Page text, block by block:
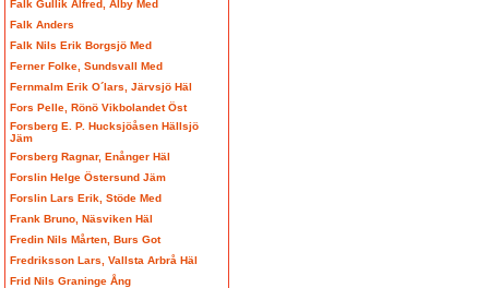
Falk Gullik Alfred, Alby Med
Falk Anders
Falk Nils Erik Borgsjö Med
Ferner Folke, Sundsvall Med
Fernmalm Erik O´lars, Järvsjö Häl
Fors Pelle, Rönö Vikbolandet Öst
Forsberg E. P. Hucksjöåsen Hällsjö
Jäm
Forsberg Ragnar, Enånger Häl
Forslin Helge Östersund Jäm
Forslin Lars Erik, Stöde Med
Frank Bruno, Näsviken Häl
Fredin Nils Mårten, Burs Got
Fredriksson Lars, Vallsta Arbrå Häl
Frid Nils Graninge Ång